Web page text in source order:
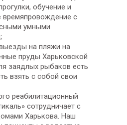
обучение и
времяпровождение с
умными
на пляжи на
пруды Харьковской
заядлых рыбаков есть
взять с собой свои
реабилитационный
сотрудничает с
Харькова. Наш